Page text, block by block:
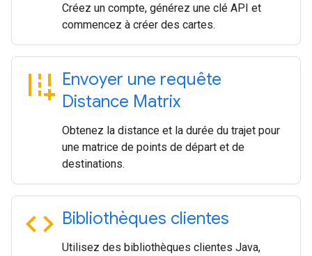
Créez un compte, générez une clé API et
commencez à créer des cartes.
add_road Envoyer une requête
Distance Matrix
Obtenez la distance et la durée du trajet pour
une matrice de points de départ et de
destinations.
code Bibliothèques clientes
Utilisez des bibliothèques clientes Java,